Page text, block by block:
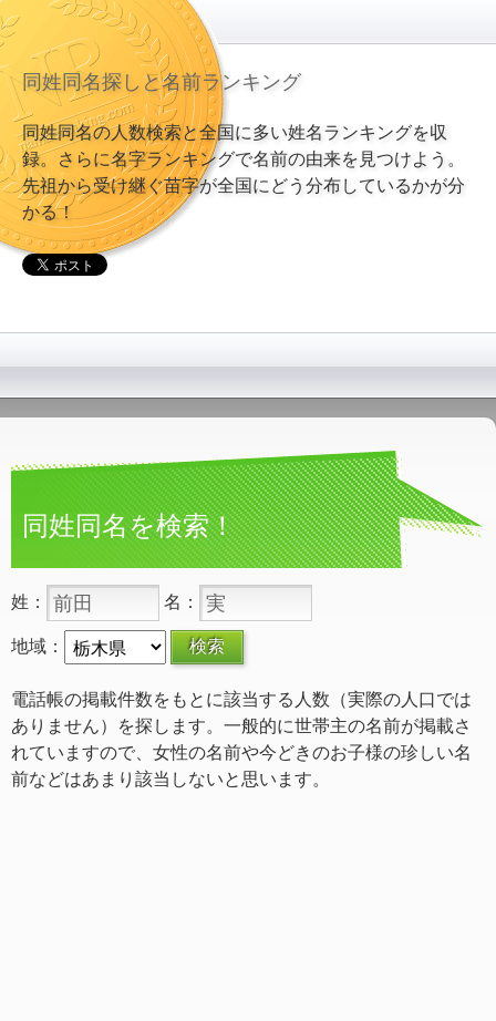
同姓同名探しと名前ランキング
同姓同名の人数検索と全国に多い姓名ランキングを収
録。さらに名字ランキングで名前の由来を見つけよう。
先祖から受け継ぐ苗字が全国にどう分布しているかが分
かる！
同姓同名を検索！
姓： 名：
地域：
電話帳の掲載件数をもとに該当する人数（実際の人口では
ありません）を探します。一般的に世帯主の名前が掲載さ
れていますので、女性の名前や今どきのお子様の珍しい名
前などはあまり該当しないと思います。